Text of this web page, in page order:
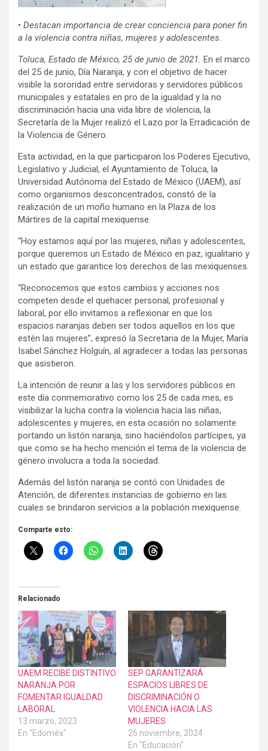
• Destacan importancia de crear conciencia para poner fin
a la violencia contra niñas, mujeres y adolescentes.
Toluca, Estado de México, 25 de junio de 2021. En el marco
del 25 de junio, Día Naranja, y con el objetivo de hacer
visible la sororidad entre servidoras y servidores públicos
municipales y estatales en pro de la igualdad y la no
discriminación hacia una vida libre de violencia, la
Secretaría de la Mujer realizó el Lazo por la Erradicación de
la Violencia de Género.
Esta actividad, en la que participaron los Poderes Ejecutivo,
Legislativo y Judicial, el Ayuntamiento de Toluca, la
Universidad Autónoma del Estado de México (UAEM), así
como organismos desconcentrados, constó de la
realización de un moño humano en la Plaza de los
Mártires de la capital mexiquense.
“Hoy estamos aquí por las mujeres, niñas y adolescentes,
porque queremos un Estado de México en paz, igualitario y
un estado que garantice los derechos de las mexiquenses.
“Reconocemos que estos cambios y acciones nos
competen desde el quehacer personal, profesional y
laboral, por ello invitamos a reflexionar en que los
espacios naranjas deben ser todos aquellos en los que
estén las mujeres”, expresó la Secretaria de la Mujer, María
Isabel Sánchez Holguín, al agradecer a todas las personas
que asistieron.
La intención de reunir a las y los servidores públicos en
este día conmemorativo como los 25 de cada mes, es
visibilizar la lucha contra la violencia hacia las niñas,
adolescentes y mujeres, en esta ocasión no solamente
portando un listón naranja, sino haciéndolos partícipes, ya
que como se ha hecho mención el tema de la violencia de
género involucra a toda la sociedad.
Además del listón naranja se contó con Unidades de
Atención, de diferentes instancias de gobierno en las
cuales se brindaron servicios a la población mexiquense.
Comparte esto:
Relacionado
UAEM RECIBE DISTINTIVO
NARANJA POR
FOMENTAR IGUALDAD
LABORAL
13 marzo, 2023
En "Edoméx"
SEP GARANTIZARÁ
ESPACIOS LIBRES DE
DISCRIMINACIÓN O
VIOLENCIA HACIA LAS
MUJERES
26 noviembre, 2024
En "Educación"